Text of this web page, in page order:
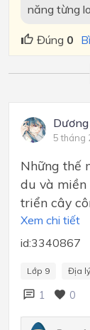
năng từng
Đúng 0
5 tháng
Những thế
du và miền
triển cây
Xem chi tiết
id:3340867
Lớp 9 Địa lý
1 0